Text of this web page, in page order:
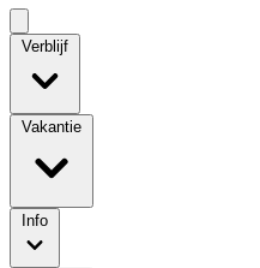
Verblijf
Vakantie
Info